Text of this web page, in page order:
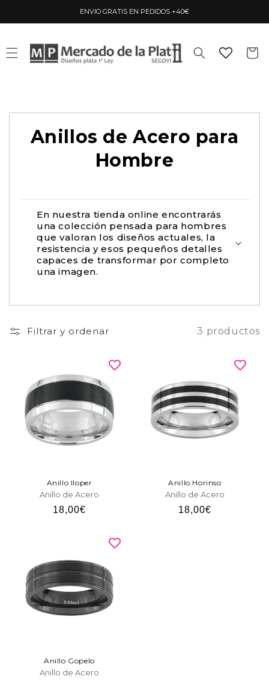
al contenido
ENVIO GRATIS EN PEDIDOS +40€
Carrito
Anillos de Acero para
Hombre
En nuestra tienda online encontrarás
una colección pensada para hombres
que valoran los diseños actuales, la
resistencia y esos pequeños detalles
capaces de transformar por completo
una imagen.
Filtrar y ordenar 3 productos
Anillo Iloper
Anillo de Acero
Precio
18,00€
Anillo Horinso
Anillo de Acero
Precio
18,00€
Anillo Gopelo
Anillo de Acero